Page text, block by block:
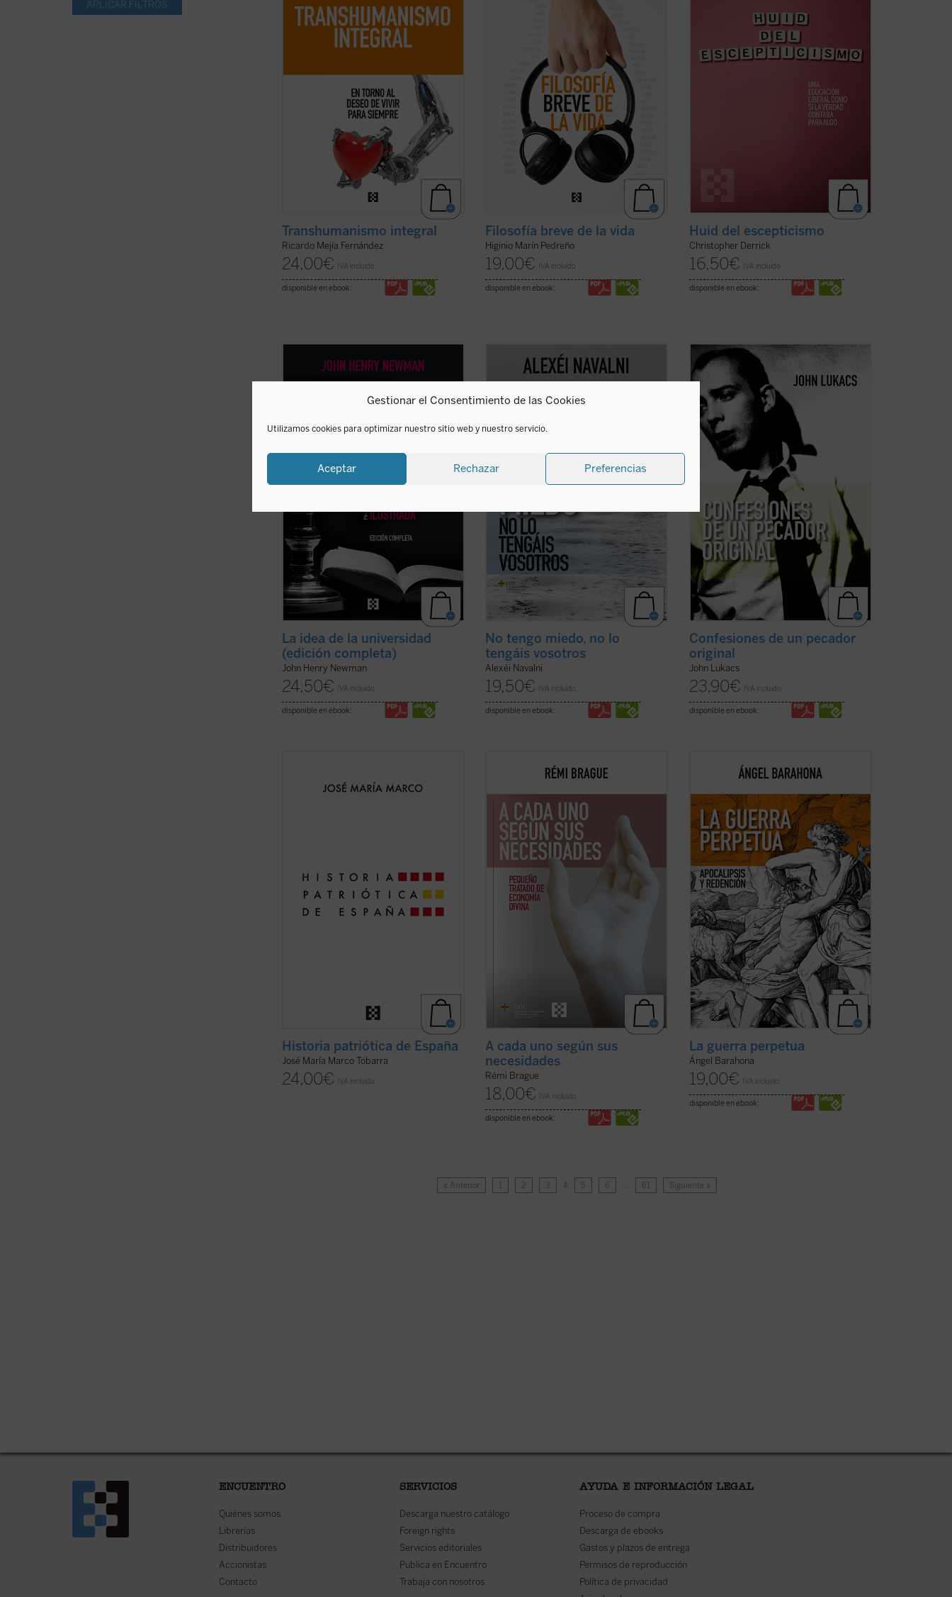
Gestionar el Consentimiento de las Cookies
Utilizamos cookies para optimizar nuestro sitio web y nuestro servicio.
Aceptar Rechazar Preferencias
pensamiento y de acción de los desafíos
tecnológicos.... (ver ficha)
Transhumanismo integral
Ricardo Mejía Fernández
24,00€ IVA incluido
disponible en ebook:
morir son los cabos de este recorrido por
los verbos y sus honduras en los que la ...
Filosofía breve de la vida
Higinio Marín Pedreño
19,00€ IVA incluido
disponible en ebook:
Huid del escepticismo
Christopher Derrick
16,50€ IVA incluido
disponible en ebook:
La idea de la universidades la obra
superior, del aprendizaje del saber por el
ahonda acerca de la naturaleza de la ...
La idea de la universidad
(edición completa)
John Henry Newman
24,50€ IVA incluido
disponible en ebook:
Este libro reúne un conjunto de
reflexiones públicas y privadas de Alexei
febrero de 2024 en las cárceles
No tengo miedo, no lo
tengáis vosotros
Alexéi Navalni
19,50€ IVA incluido
disponible en ebook:
En esta elocuente y sugerente
«autohistoria», John Lukacs, distinguido
historiador y escritor, describe la historia
de sus propias convicciones y creencias.
Un viaje que nos lleva desde la Hungría
de los años treinta y la asolada Budapest
de ... (ver ficha)
Confesiones de un pecador
original
John Lukacs
23,90€ IVA incluido
disponible en ebook:
identidad nacional, el profesor y escritor
Historia patriótica de España
José María Marco Tobarra
24,00€ IVA incluido
Este «pequeño tratado» es la
emblemáticos de Rémi Brague sobre el
concepto de mundo. En una sucesión de
breves capítulos expone una teoría de la
Providencia divina en la que Dios provee
a todos los ...(ver ficha)
A cada uno según sus
necesidades
Rémi Brague
18,00€ IVA incluido
disponible en ebook:
Las preguntas que surgen en este
hostilidad guerrera ha sido un hecho
constatable, permanente a lo largo de la
historia de la humanidad y podemos
sospechar que lo seguirá siendo? ¿Por
qué la actividad ...(ver ficha)
La guerra perpetua
Ángel Barahona
19,00€ IVA incluido
disponible en ebook:
« Anterior 1 2 3 4 5 6 61 Siguiente »
ENCUENTRO
Quiénes somos
Librerías
Distribuidores
Accionistas
Contacto
SERVICIOS
Descarga nuestro catálogo
Foreign rights
Servicios editoriales
Publica en Encuentro
Trabaja con nosotros
AYUDA E INFORMACIÓN LEGAL
Proceso de compra
Descarga de ebooks
Gastos y plazos de entrega
Permisos de reproducción
Política de privacidad